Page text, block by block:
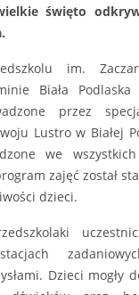
święto
im.
Biała
przez
Lustro w Białej
we
zajęć został
dzieci.
Dzieci mogły